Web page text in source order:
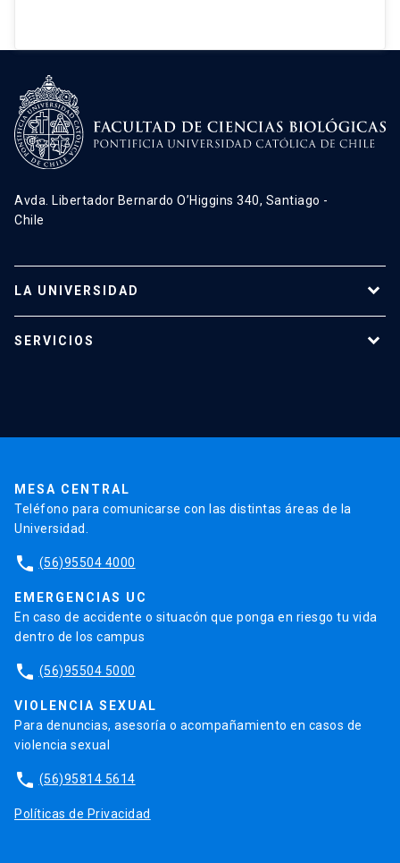
Avda. Libertador Bernardo O’Higgins 340, Santiago -
Chile
LA UNIVERSIDAD
Investigación
SERVICIOS
MESA CENTRAL
Teléfono para comunicarse con las distintas áreas de la
Universidad.
phone (56)95504 4000
EMERGENCIAS UC
En caso de accidente o situacón que ponga en riesgo tu vida
dentro de los campus
phone (56)95504 5000
VIOLENCIA SEXUAL
Para denuncias, asesoría o acompañamiento en casos de
violencia sexual
phone (56)95814 5614
Políticas de Privacidad